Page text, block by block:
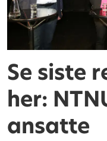
Se siste
her:
ansatte